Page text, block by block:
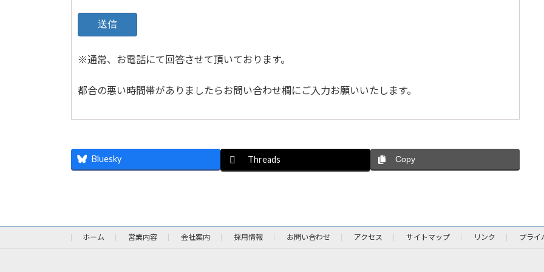
※通常、お電話にて回答させて頂いております。
都合の悪い時間帯がありましたらお問い合わせ欄にご入力お願いいたします。
Bluesky Threads Copy
ホーム 営業内容 会社案内 採用情報 お問い合わせ アクセス サイトマップ リンク プライ